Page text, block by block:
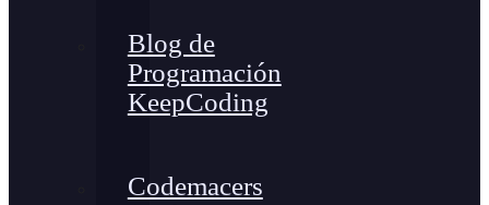
Blog de
Programación
KeepCoding
Codemacers